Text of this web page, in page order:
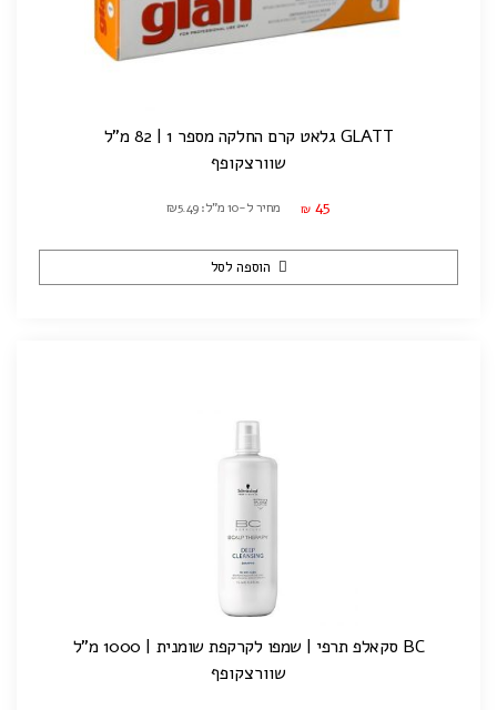
GLATT גלאט קרם החלקה מספר 1 | 82 מ"ל
שוורצקופף
₪ 45 מחיר ל-10 מ"ל: ₪5.49
הוספה לסל
BC סקאלפ תרפי | שמפו לקרקפת שומנית | 1000 מ"ל
שוורצקופף